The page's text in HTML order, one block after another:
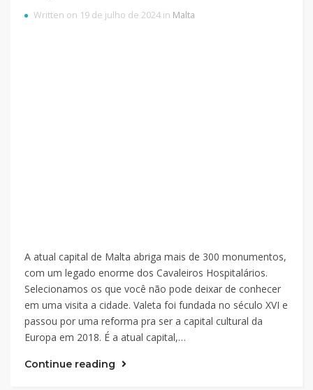
Written on 19 de julho de 2024 in Malta
A atual capital de Malta abriga mais de 300 monumentos,
com um legado enorme dos Cavaleiros Hospitalários.
Selecionamos os que você não pode deixar de conhecer
em uma visita a cidade. Valeta foi fundada no século XVI e
passou por uma reforma pra ser a capital cultural da
Europa em 2018. É a atual capital,…
Continue reading